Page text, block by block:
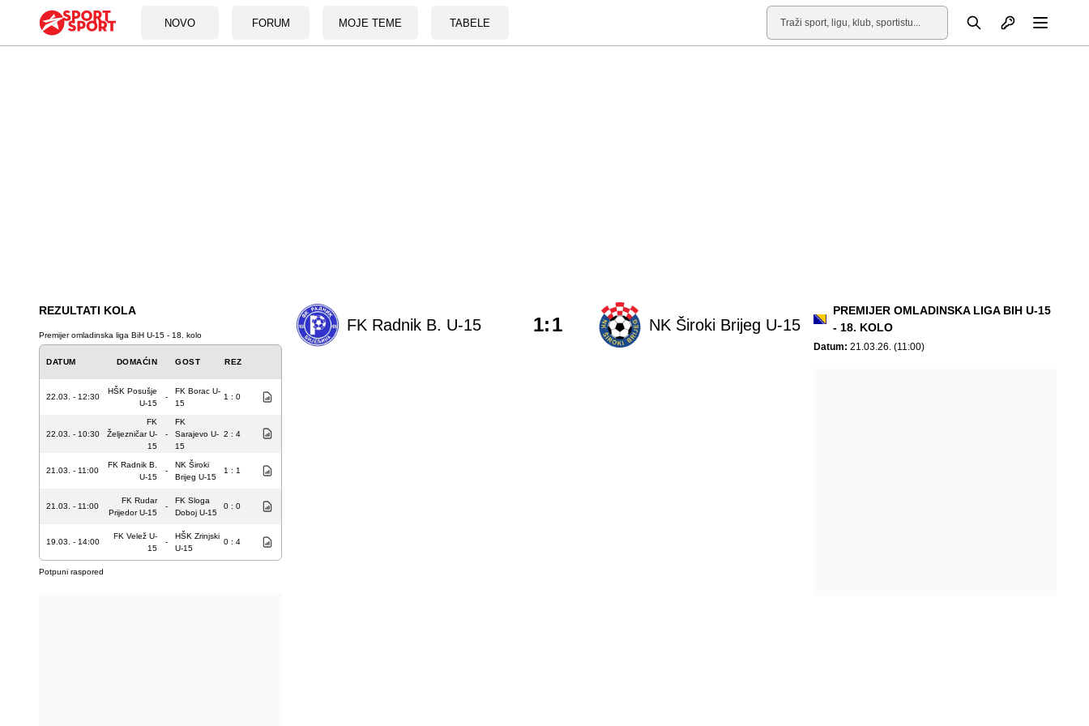
NOVO FORUM MOJE TEME TABELE
Pretraga Otvori profil
REZULTATI KOLA
Premijer omladinska liga BiH U-15 - 18. kolo
DATUM DOMAĆIN GOST REZ
22.03. - 12:30
HŠK Posušje
U-15
-
FK Borac U-
15
1 : 0
22.03. - 10:30
FK
Željezničar U-
15
-
FK
Sarajevo U-
15
2 : 4
21.03. - 11:00
FK Radnik B.
U-15
-
NK Široki
Brijeg U-15
1 : 1
21.03. - 11:00
FK Rudar
Prijedor U-15
-
FK Sloga
Doboj U-15
0 : 0
19.03. - 14:00
FK Velež U-
15
-
HŠK Zrinjski
U-15
0 : 4
Potpuni raspored
FK Radnik B. U-15 NK Široki Brijeg U-15
1:1
PREMIJER OMLADINSKA LIGA BIH U-15
- 18. KOLO
Datum: 21.03.26. (11:00)